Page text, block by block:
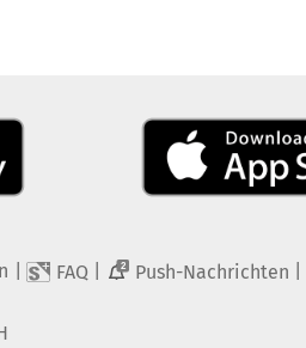
FAQ 2 Push-Nachrichten